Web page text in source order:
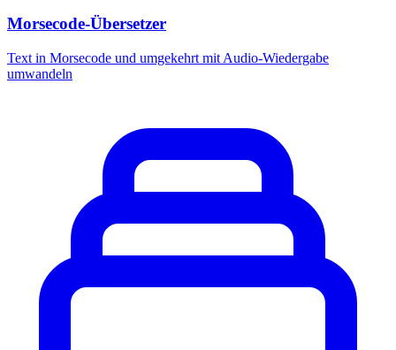
Morsecode-Übersetzer
Text in Morsecode und umgekehrt mit Audio-Wiedergabe
umwandeln